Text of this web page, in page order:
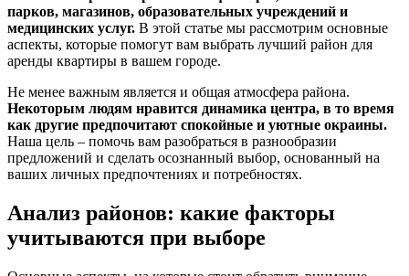
парков, магазинов, образовательных учреждений и
медицинских услуг. В этой статье мы рассмотрим основные
аспекты, которые помогут вам выбрать лучший район для
аренды квартиры в вашем городе.
Не менее важным является и общая атмосфера района.
Некоторым людям нравится динамика центра, в то время
как другие предпочитают спокойные и уютные окраины.
Наша цель – помочь вам разобраться в разнообразии
предложений и сделать осознанный выбор, основанный на
ваших личных предпочтениях и потребностях.
Анализ районов: какие факторы
учитываются при выборе